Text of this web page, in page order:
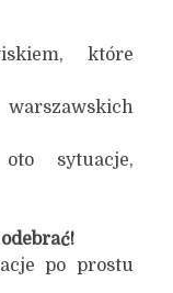
które
sytuacje,
po prostu